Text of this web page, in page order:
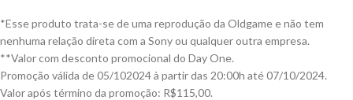
*Esse produto trata-se de uma reprodução da Oldgame e não tem
nenhuma relação direta com a Sony ou qualquer outra empresa.
**Valor com desconto promocional do Day One.
Promoção válida de 05/102024 à partir das 20:00h até 07/10/2024.
Valor após término da promoção: R$115,00.